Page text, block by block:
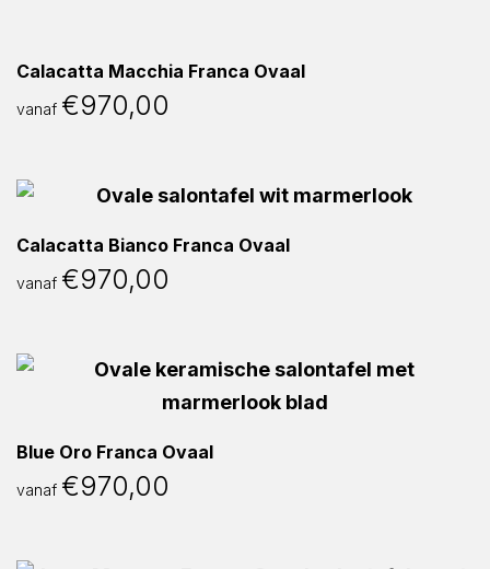
Calacatta Macchia Franca Ovaal
vanaf €970,00
Calacatta Bianco Franca Ovaal
vanaf €970,00
Blue Oro Franca Ovaal
vanaf €970,00